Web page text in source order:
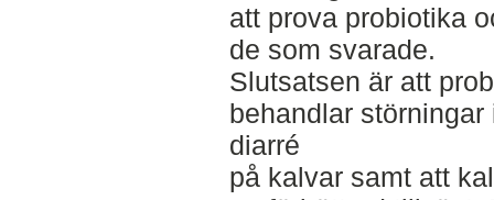
att prova probiotika
de som svarade.
Slutsatsen är att
behandlar
diarré
på kalvar samt att